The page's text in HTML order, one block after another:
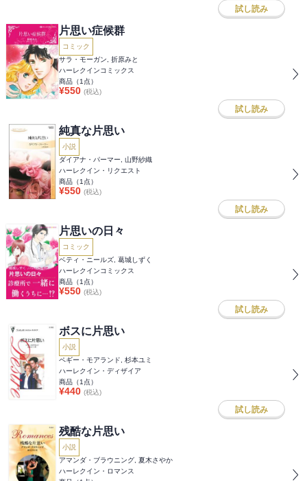
試し読み
片思い症候群
コミック
サラ・モーガン, 折原みと
ハーレクインコミックス
商品（1 点）
¥550 (税込)
試し読み
純真な片思い
小説
ダイアナ・パーマー, 山野紗織
ハーレクイン・リクエスト
商品（1 点）
¥550 (税込)
試し読み
片思いの日々
コミック
ベティ・ニールズ, 葛城しずく
ハーレクインコミックス
商品（1 点）
¥550 (税込)
試し読み
ボスに片思い
小説
ペギー・モアランド, 杉本ユミ
ハーレクイン・ディザイア
商品（1 点）
¥440 (税込)
試し読み
残酷な片思い
小説
アマンダ・ブラウニング, 夏木さやか
ハーレクイン・ロマンス